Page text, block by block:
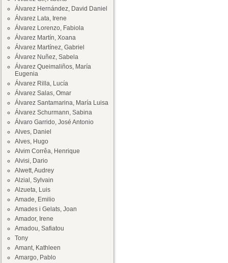
Álvarez Hernández, David Daniel
Álvarez Lata, Irene
Álvarez Lorenzo, Fabiola
Álvarez Martín, Xoana
Álvarez Martínez, Gabriel
Álvarez Nuñez, Sabela
Álvarez Queimaliños, María
Eugenia
Álvarez Rilla, Lucía
Álvarez Salas, Omar
Álvarez Santamarina, María Luisa
Álvarez Schurmann, Sabina
Álvaro Garrido, José Antonio
Alves, Daniel
Alves, Hugo
Alvim Corrêa, Henrique
Alvisi, Dario
Alwett, Audrey
Alzial, Sylvain
Alzueta, Luis
Amade, Emilio
Amades i Gelats, Joan
Amador, Irene
Amadou, Safiatou
Tony
Amant, Kathleen
Amargo, Pablo